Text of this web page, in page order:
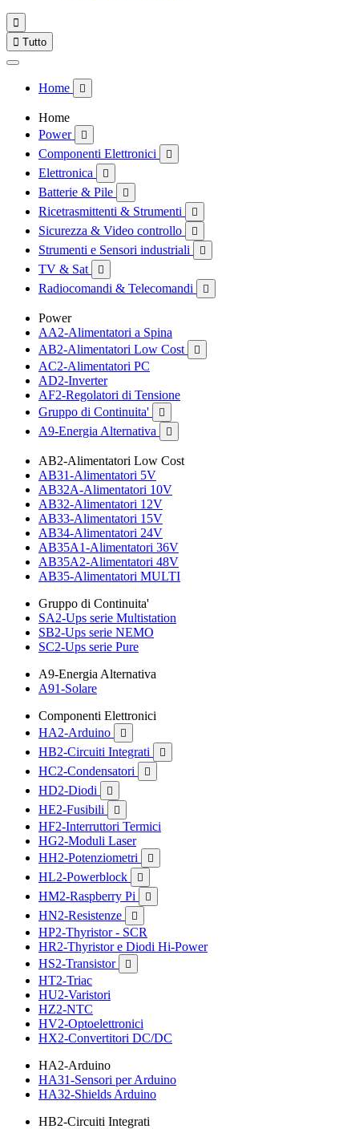

 Tutto
Home 
Home
Power

Componenti Elettronici 
Elettronica 
Batterie & Pile 
Ricetrasmittenti & Strumenti 
Sicurezza & Video controllo 
Strumenti e Sensori industriali 
TV & Sat 
Radiocomandi & Telecomandi 
Power
AA2-Alimentatori a Spina
AB2-Alimentatori Low Cost

AC2-Alimentatori PC
AD2-Inverter
AF2-Regolatori di Tensione
Gruppo di Continuita'

A9-Energia Alternativa 
AB2-Alimentatori Low Cost
AB31-Alimentatori 5V
AB32A-Alimentatori 10V
AB32-Alimentatori 12V
AB33-Alimentatori 15V
AB34-Alimentatori 24V
AB35A1-Alimentatori 36V
AB35A2-Alimentatori 48V
AB35-Alimentatori MULTI
Gruppo di Continuita'
SA2-Ups serie Multistation
SB2-Ups serie NEMO
SC2-Ups serie Pure
A9-Energia Alternativa
A91-Solare
Componenti Elettronici
HA2-Arduino

HB2-Circuiti Integrati 
HC2-Condensatori 
HD2-Diodi 
HE2-Fusibili 
HF2-Interruttori Termici
HG2-Moduli Laser
HH2-Potenziometri

HL2-Powerblock 
HM2-Raspberry Pi 
HN2-Resistenze 
HP2-Thyristor - SCR
HR2-Thyristor e Diodi Hi-Power
HS2-Transistor

HT2-Triac
HU2-Varistori
HZ2-NTC
HV2-Optoelettronici
HX2-Convertitori DC/DC
HA2-Arduino
HA31-Sensori per Arduino
HA32-Shields Arduino
HB2-Circuiti Integrati